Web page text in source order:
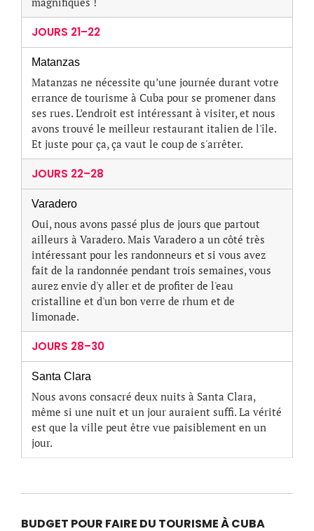
JOURS 21–22
Matanzas
Matanzas ne nécessite qu’une journée durant votre
errance de tourisme à Cuba pour se promener dans
ses rues. L’endroit est intéressant à visiter, et nous
avons trouvé le meilleur restaurant italien de l'île.
Et juste pour ça, ça vaut le coup de s'arrêter.
JOURS 22–28
Varadero
Oui, nous avons passé plus de jours que partout
ailleurs à Varadero. Mais Varadero a un côté très
intéressant pour les randonneurs et si vous avez
fait de la randonnée pendant trois semaines, vous
aurez envie d'y aller et de profiter de l'eau
cristalline et d'un bon verre de rhum et de
limonade.
JOURS 28–30
Santa Clara
Nous avons consacré deux nuits à Santa Clara,
même si une nuit et un jour auraient suffi. La vérité
est que la ville peut être vue paisiblement en un
jour.
BUDGET POUR FAIRE DU TOURISME À CUBA